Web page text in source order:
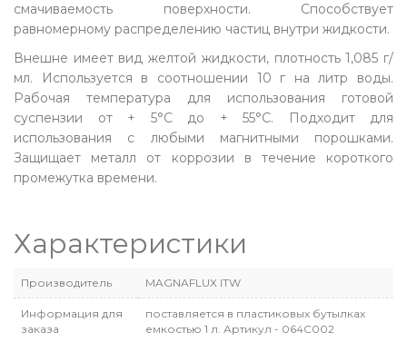
смачиваемость поверхности. Способствует
равномерному распределению частиц внутри жидкости.
Внешне имеет вид желтой жидкости, плотность 1,085 г/
мл. Используется в соотношении 10 г на литр воды.
Рабочая температура для использования готовой
суспензии от + 5°С до + 55°С. Подходит для
использования с любыми магнитными порошками.
Защищает металл от коррозии в течение короткого
промежутка времени.
Характеристики
Производитель MAGNAFLUX ITW
Информация для
заказа
поставляется в пластиковых бутылках
емкостью 1 л. Артикул - 064C002